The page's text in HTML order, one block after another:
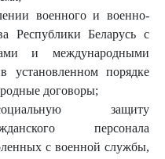
военного и военно-
Республики Беларусь с
и международными
установленном порядке
договоры;
защиту
персонала
с военной службы,